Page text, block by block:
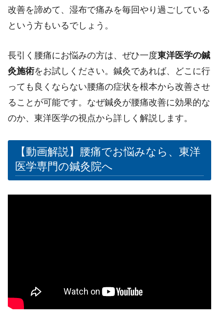
改善を諦めて、湿布で痛みを毎回やり過ごしている
という方もいるでしょう。
長引く腰痛にお悩みの方は、ぜひ一度東洋医学の鍼
灸施術をお試しください。鍼灸であれば、どこに行
っても良くならない腰痛の症状を根本から改善させ
ることが可能です。なぜ鍼灸が腰痛改善に効果的な
のか、東洋医学の視点から詳しく解説します。
【動画解説】腰痛でお悩みなら、東洋
医学専門の鍼灸院へ